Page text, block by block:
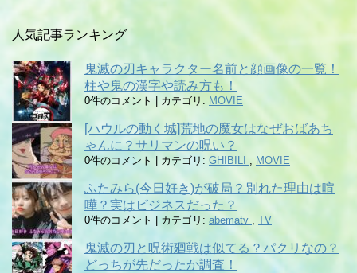
人気記事ランキング
鬼滅の刃キャラクター名前と顔画像の一覧！
柱や鬼の漢字や読み方も！
0件のコメント カテゴリ: MOVIE
[ハウルの動く城]荒地の魔女はなぜおばあち
ゃんに？サリマンの呪い？
0件のコメント カテゴリ: GHIBILI , MOVIE
ふたみら(今日好き)が破局？別れた理由は喧
嘩？実はビジネスだった？
0件のコメント カテゴリ: abematv , TV
鬼滅の刃と呪術廻戦は似てる？パクリなの？
どっちが先だったか調査！